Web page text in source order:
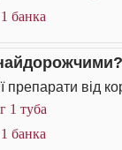
банка
від
1 туба
банка